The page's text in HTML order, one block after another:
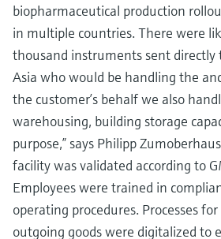
biopharmaceutical production
in multiple countries. There were
thousand instruments sent directly
Asia who would be handling the
the customer’s behalf we also
warehousing, building storage
purpose,” says Philipp
facility was validated according to
Employees were trained in
operating procedures. Processes
outgoing goods were digitalized to